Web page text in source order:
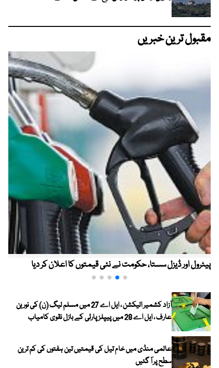
مقبول ترین خبریں
پیٹرول اور ڈیزل سستا، حکومت نے نئی قیمتوں کا اعلان کر دیا
آزاد کشمیر الیکشن ، ایل اے 27 میں مسلم لیگ (ن) کی نورین
عارف ، ایل اے 28 میں پیپلز پارٹی کے بازل نقوی کامیاب
عالمی منڈی میں خام تیل کی قیمتیں تین ہفتوں کی کم ترین
سطح پر آ گئیں